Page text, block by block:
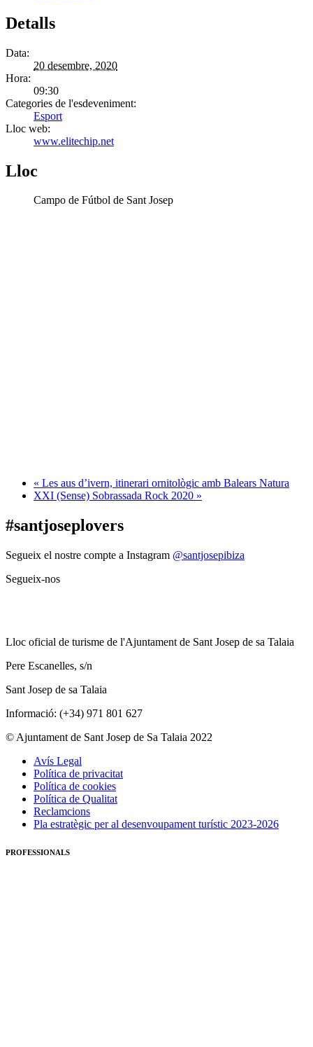
Detalls
Data:
20 desembre, 2020
Hora:
09:30
Categories de l'esdeveniment:
Esport
Lloc web:
www.elitechip.net
Lloc
Campo de Fútbol de Sant Josep
« Les aus d’ivern, itinerari ornitològic amb Balears Natura
XXI (Sense) Sobrassada Rock 2020 »
#santjoseplovers
Segueix el nostre compte a Instagram @santjosepibiza
Segueix-nos
Lloc oficial de turisme de l'Ajuntament de Sant Josep de sa Talaia
Pere Escanelles, s/n
Sant Josep de sa Talaia
Informació: (+34) 971 801 627
© Ajuntament de Sant Josep de Sa Talaia 2022
Avís Legal
Política de privacitat
Política de cookies
Política de Qualitat
Reclamcions
Pla estratègic per al desenvoupament turístic 2023-2026
PROFESSIONALS